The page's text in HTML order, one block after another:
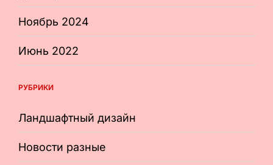
Ноябрь 2024
Июнь 2022
РУБРИКИ
Ландшафтный дизайн
Новости разные